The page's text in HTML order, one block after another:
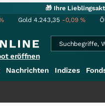
🎁 Ihre
Gold 4.243,35 -0,09%
eröffnen
Nachrichten Indizes